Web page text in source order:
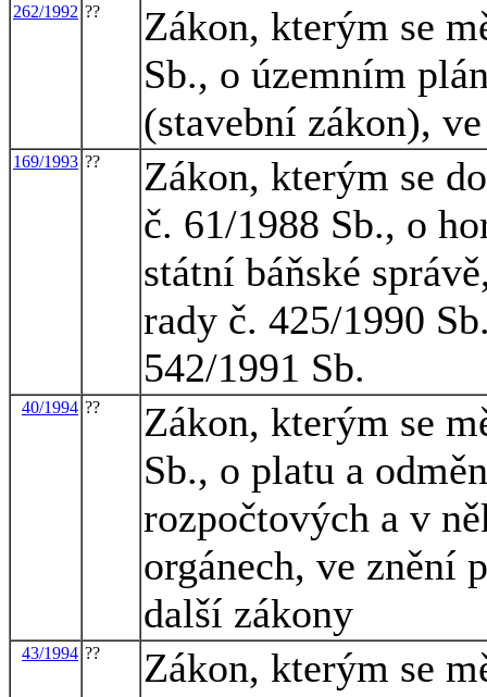
262/1992 ??
Zákon, kterým se
Sb., o územním
(stavební zákon),
169/1993 ??
Zákon, kterým se
č. 61/1988 Sb., o
státní báňské
rady č. 425/1990
542/1991 Sb.
40/1994 ??
Zákon, kterým se
Sb., o platu a
rozpočtových a v
orgánech, ve znění
další zákony
43/1994 ??
Zákon, kterým se